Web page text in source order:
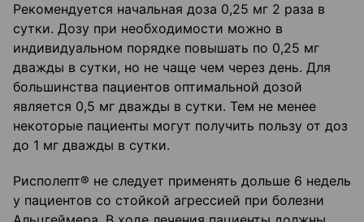
Рекомендуется начальная доза 0,25 мг 2 раза в
сутки. Дозу при необходимости можно в
индивидуальном порядке повышать по 0,25 мг
дважды в сутки, но не чаще чем через день. Для
большинства пациентов оптимальной дозой
является 0,5 мг дважды в сутки. Тем не менее
некоторые пациенты могут получить пользу от доз
до 1 мг дважды в сутки.
Рисполепт® не следует применять дольше 6 недель
у пациентов со стойкой агрессией при болезни